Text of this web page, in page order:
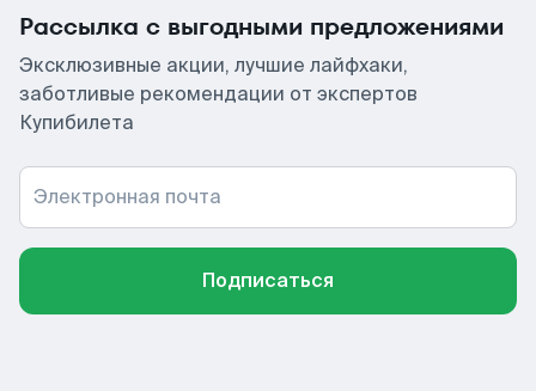
Рассылка с выгодными предложениями
Эксклюзивные акции, лучшие лайфхаки,
заботливые рекомендации от экспертов
Купибилета
Электронная почта
Подписаться